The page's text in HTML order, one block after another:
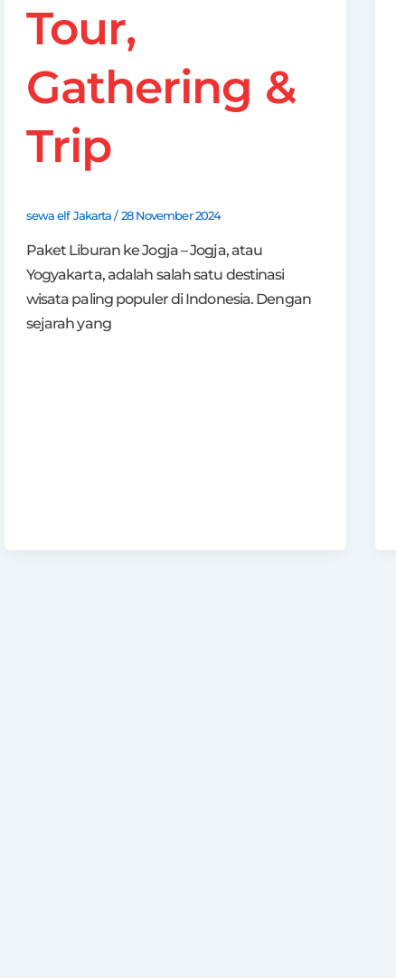
Tour,
Gathering &
Trip
sewa elf Jakarta/28 November 2024
Paket Liburan ke Jogja – Jogja, atau
Yogyakarta, adalah salah satu destinasi
wisata paling populer di Indonesia. Dengan
sejarah yang